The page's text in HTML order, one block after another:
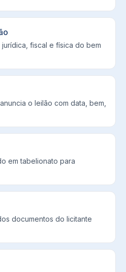
fiscal e física do bem
o leilão com data, bem,
em tabelionato para
documentos do licitante